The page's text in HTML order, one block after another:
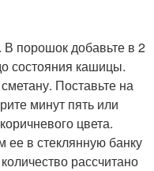
В порошок добавьте в 2
состояния кашицы.
Поставьте на
минут пять или
цвета.
в стеклянную банку
рассчитано